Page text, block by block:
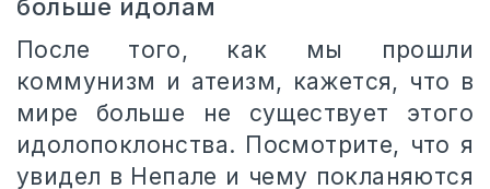
больше идолам
После того, как мы прошли
коммунизм и атеизм, кажется, что в
мире больше не существует этого
идолопоклонства. Посмотрите, что я
увидел в Непале и чему покланяются